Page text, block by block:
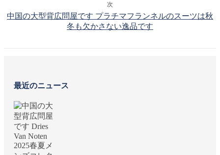
次
中国の大型背広問屋です プラチマフランネルのスーツは秋
冬も欠かさない逸品です
最近のニュース